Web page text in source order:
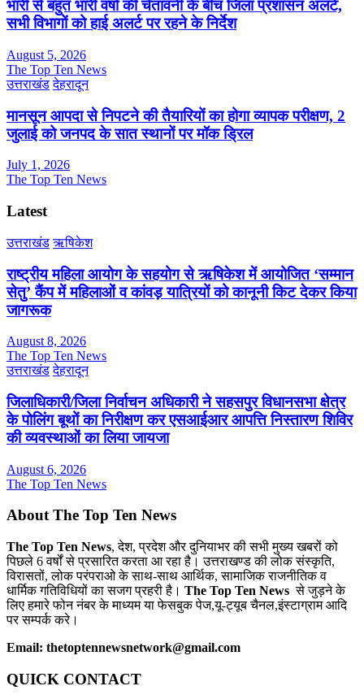
भारी से बहुत भारी वर्षा की चेतावनी के बीच जिला प्रशासन अलर्ट,
सभी विभागों को हाई अलर्ट पर रहने के निर्देश
August 5, 2026
The Top Ten News
उत्तराखंड देहरादून
मानसून आपदा से निपटने की तैयारियों का होगा व्यापक परीक्षण, 2
जुलाई को जनपद के सात स्थानों पर मॉक ड्रिल
July 1, 2026
The Top Ten News
Latest
उत्तराखंड ऋषिकेश
राष्ट्रीय महिला आयोग के सहयोग से ऋषिकेश में आयोजित ‘सम्मान
सेतु’ कैंप में महिलाओं व कांवड़ यात्रियों को कानूनी किट देकर किया
जागरूक
August 8, 2026
The Top Ten News
उत्तराखंड देहरादून
जिलाधिकारी/जिला निर्वाचन अधिकारी ने सहसपुर विधानसभा क्षेत्र
के पोलिंग बूथों का निरीक्षण कर एसआईआर आपत्ति निस्तारण शिविर
की व्यवस्थाओं का लिया जायजा
August 6, 2026
The Top Ten News
About The Top Ten News
The Top Ten News, देश, प्रदेश और दुनियाभर की सभी मुख्य खबरों को
पिछले 6 वर्षों से प्रसारित करता आ रहा है। उत्तराखण्ड की लोक संस्कृति,
विरासतों, लोक परंपराओ के साथ-साथ आर्थिक, सामाजिक राजनीतिक व
धार्मिक गतिविधियों का सजग प्रहरी है। The Top Ten News से जुड़ने के
लिए हमारे फोन नंबर के माध्यम या फेसबुक पेज,यू-ट्यूब चैनल,इंस्टाग्राम आदि
पर सम्पर्क करे।
Email: thetoptennewsnetwork@gmail.com
QUICK CONTACT